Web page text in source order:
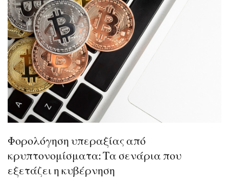
Φορολόγηση υπεραξίας από
κρυπτονομίσματα: Τα σενάρια που
εξετάζει η κυβέρνηση